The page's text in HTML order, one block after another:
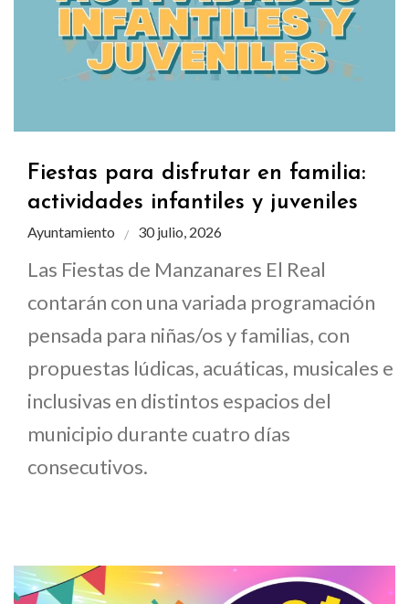
Fiestas para disfrutar en familia:
actividades infantiles y juveniles
Ayuntamiento 30 julio, 2026
Las Fiestas de Manzanares El Real
contarán con una variada programación
pensada para niñas/os y familias, con
propuestas lúdicas, acuáticas, musicales e
inclusivas en distintos espacios del
municipio durante cuatro días
consecutivos.